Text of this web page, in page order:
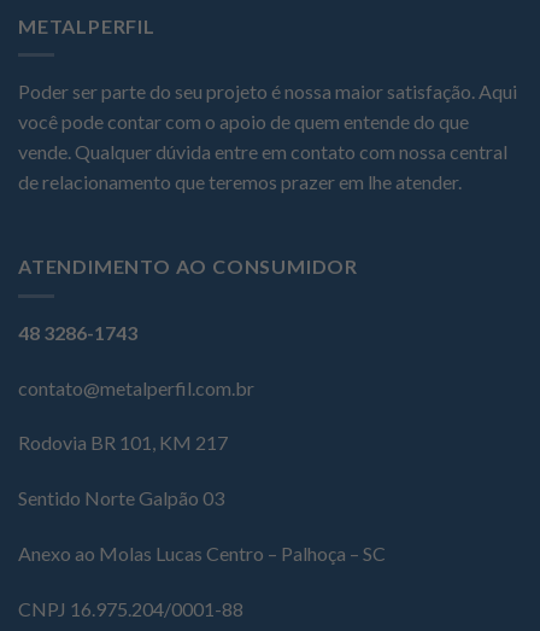
METALPERFIL
Poder ser parte do seu projeto é nossa maior satisfação. Aqui
você pode contar com o apoio de quem entende do que
vende. Qualquer dúvida entre em contato com nossa central
de relacionamento que teremos prazer em lhe atender.
ATENDIMENTO AO CONSUMIDOR
48 3286-1743
contato@metalperfil.com.br
Rodovia BR 101, KM 217
Sentido Norte Galpão 03
Anexo ao Molas Lucas Centro – Palhoça – SC
CNPJ 16.975.204/0001-88